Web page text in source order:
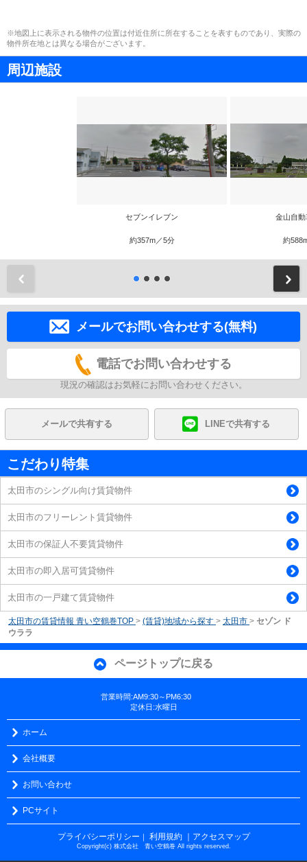
※地図上に表示される物件の位置は付近住所に所在することを表すものであり、実際の
物件所在地とは異なる場合がございます。
周辺施設
セブンイレブン
約357m／5分
金山自
約
メールでお問い合わせする(無料)
電話でお問い合わせする
現況の確認はお気軽にお問い合わせください。
メールで共有する LINEで共有する
こだわり特集
太田市のシングル向け賃貸物件
太田市のフリーレント賃貸物件
太田市の保証人不要賃貸物件
太田市の即入居可賃貸物件
太田市の一戸建て賃貸物件
太田市の賃貸情報 青い空鶴巻TOP > (賃貸)地域から探す > 太田市 > セゾン ド
ウララ
ページトップに戻る
営業時間:AM9:30～PM6:30
定休日:水曜日
ホーム
会社概要
お問い合わせ
PCサイト
プライバシーポリシー 利用規約 ｜アクセスマップ
Copyright(c) 株式会社 青い空鶴巻 All rights reserved.